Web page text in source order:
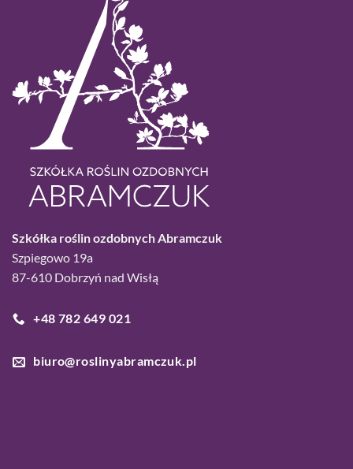
Szkółka roślin ozdobnych Abramczuk
Szpiegowo 19a
87-610 Dobrzyń nad Wisłą
+48 782 649 021
biuro@roslinyabramczuk.pl